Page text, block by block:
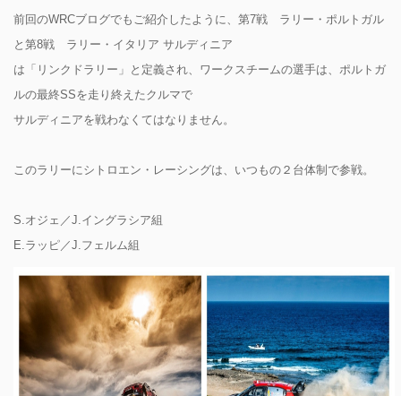
前回のWRCブログでもご紹介したように、第7戦 ラリー・ポルトガル
と第8戦 ラリー・イタリア サルディニア
は「リンクドラリー」と定義され、ワークスチームの選手は、ポルトガ
ルの最終SSを走り終えたクルマで
サルディニアを戦わなくてはなりません。
このラリーにシトロエン・レーシングは、いつもの２台体制で参戦。
S.オジェ／J.イングラシア組
E.ラッピ／J.フェルム組